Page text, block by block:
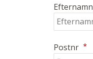
Efternamn
Postnr *